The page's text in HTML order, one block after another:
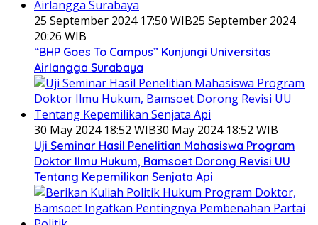
25 September 2024 17:50 WIB25 September 2024
20:26 WIB
“BHP Goes To Campus” Kunjungi Universitas
Airlangga Surabaya
30 May 2024 18:52 WIB30 May 2024 18:52 WIB
Uji Seminar Hasil Penelitian Mahasiswa Program
Doktor Ilmu Hukum, Bamsoet Dorong Revisi UU
Tentang Kepemilikan Senjata Api